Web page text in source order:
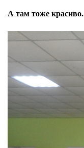
А там тоже красиво.